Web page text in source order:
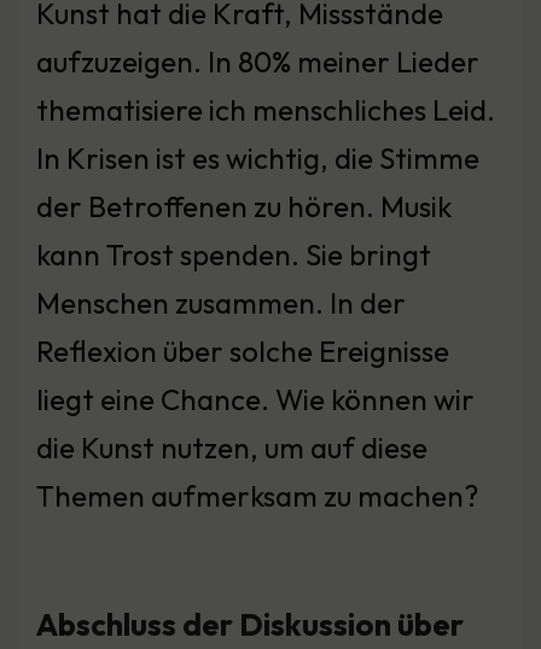
Kunst hat die Kraft, Missstände
aufzuzeigen. In 80% meiner Lieder
thematisiere ich menschliches Leid.
In Krisen ist es wichtig, die Stimme
der Betroffenen zu hören. Musik
kann Trost spenden. Sie bringt
Menschen zusammen. In der
Reflexion über solche Ereignisse
liegt eine Chance. Wie können wir
die Kunst nutzen, um auf diese
Themen aufmerksam zu machen?
Abschluss der Diskussion über